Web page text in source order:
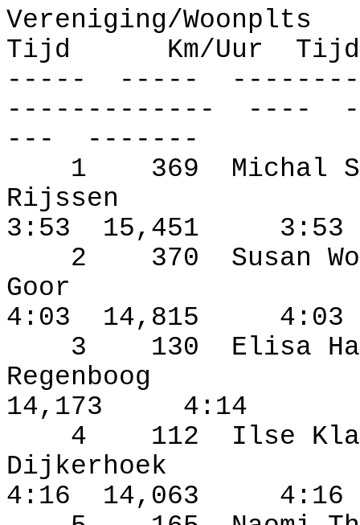
Vereniging/Woonplts
Tijd
Km/Uur
-----
-----
-------------
----
---
-------
1
369
Michal
Rijssen
3:53
15,451
3:53
2
370
Susan
Goor
4:03
14,815
4:03
3
130
Elisa
Regenboog
14,173
4:14
4
112
Ilse
Dijkerhoek
4:16
14,063
4:16